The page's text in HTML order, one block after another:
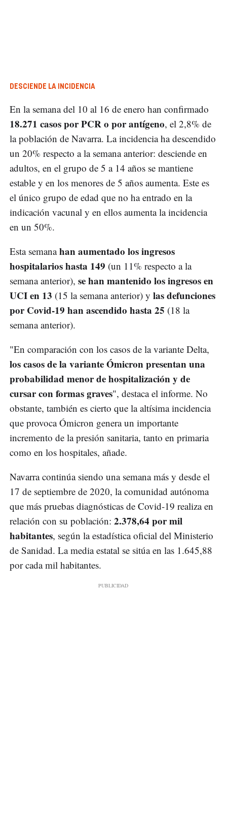
DESCIENDE LA INCIDENCIA
En la semana del 10 al 16 de enero han confirmado
18.271 casos por PCR o por antígeno, el 2,8% de
la población de Navarra. La incidencia ha descendido
un 20% respecto a la semana anterior: desciende en
adultos, en el grupo de 5 a 14 años se mantiene
estable y en los menores de 5 años aumenta. Este es
el único grupo de edad que no ha entrado en la
indicación vacunal y en ellos aumenta la incidencia
en un 50%.
Esta semanahan aumentado los ingresos
hospitalarios hasta 149 (un 11% respecto a la
semana anterior), se han mantenido los ingresos en
UCI en 13 (15 la semana anterior) y las defunciones
por Covid-19 han ascendido hasta 25 (18 la
semana anterior).
"En comparación con los casos de la variante Delta,
los casos de la variante Ómicron presentan una
probabilidad menor de hospitalización y de
cursar con formas graves", destaca el informe. No
obstante, también es cierto que la altísima incidencia
que provoca Ómicron genera un importante
incremento de la presión sanitaria, tanto en primaria
como en los hospitales, añade.
Navarra continúa siendo una semana más y desde el
17 de septiembre de 2020, la comunidad autónoma
que más pruebas diagnósticas de Covid-19 realiza en
relación con su población: 2.378,64 por mil
habitantes, según la estadística oficial del Ministerio
de Sanidad. La media estatal se sitúa en las 1.645,88
por cada mil habitantes.